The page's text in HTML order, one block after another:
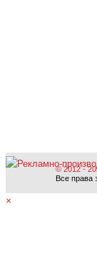
© 2012 -
Все
×